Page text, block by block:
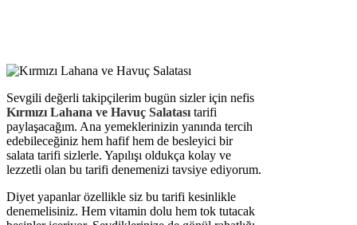
Sevgili değerli takipçilerim bugün sizler için nefis
Kırmızı Lahana ve Havuç Salatası tarifi
paylaşacağım. Ana yemeklerinizin yanında tercih
edebileceğiniz hem hafif hem de besleyici bir
salata tarifi sizlerle. Yapılışı oldukça kolay ve
lezzetli olan bu tarifi denemenizi tavsiye ediyorum.
Diyet yapanlar özellikle siz bu tarifi kesinlikle
denemelisiniz. Hem vitamin dolu hem tok tutacak